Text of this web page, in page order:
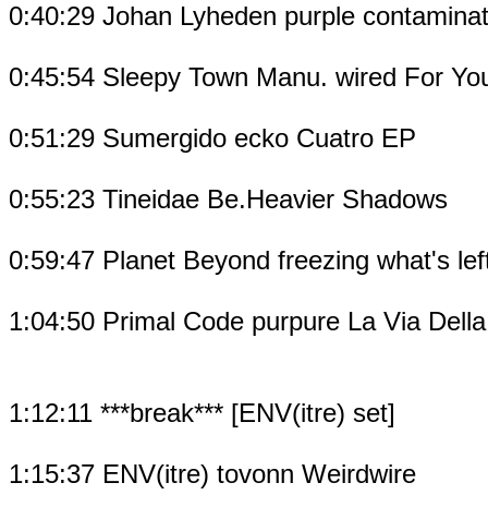
0:40:29 Johan Lyheden purple
0:45:54 Sleepy Town Manu. wired For
0:51:29 Sumergido ecko Cuatro EP
0:55:23 Tineidae Be.Heavier Shadows
0:59:47 Planet Beyond freezing what's
1:04:50 Primal Code purpure La Via
1:12:11 ***break*** [ENV(itre) set]
1:15:37 ENV(itre) tovonn Weirdwire